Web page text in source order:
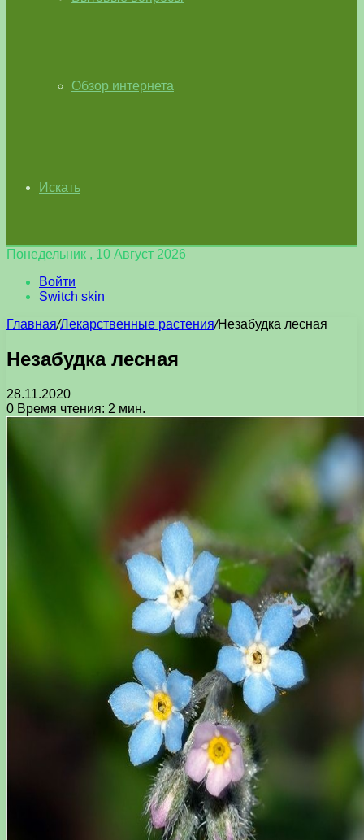
Обзор интернета
Искать
Понедельник , 10 Август 2026
Войти
Switch skin
Главная/Лекарственные растения/Незабудка лесная
Незабудка лесная
28.11.2020
0 Время чтения: 2 мин.